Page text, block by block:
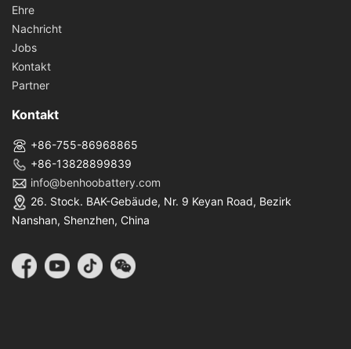
Ehre
Nachricht
Jobs
Kontakt
Partner
Kontakt
+86-755-86968865
+86-13828899839
info@benhoobattery.com
26. Stock. BAK-Gebäude, Nr. 9 Keyan Road, Bezirk
Nanshan, Shenzhen, China